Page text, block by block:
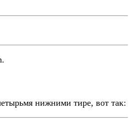
нижними тире, вот так: